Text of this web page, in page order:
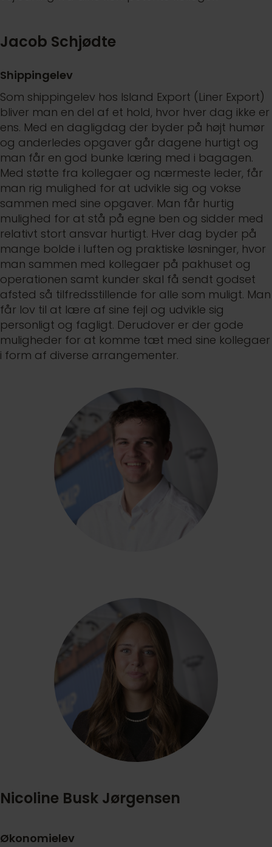
Jacob Schjødte
Shippingelev
Som shippingelev hos Island Export (Liner Export)
bliver man en del af et hold, hvor hver dag ikke er
ens. Med en dagligdag der byder på højt humør
og anderledes opgaver går dagene hurtigt og
man får en god bunke læring med i bagagen.
Med støtte fra kollegaer og nærmeste leder, får
man rig mulighed for at udvikle sig og vokse
sammen med sine opgaver. Man får hurtig
mulighed for at stå på egne ben og sidder med
relativt stort ansvar hurtigt. Hver dag byder på
mange bolde i luften og praktiske løsninger, hvor
man sammen med kollegaer på pakhuset og
operationen samt kunder skal få sendt godset
afsted så tilfredsstillende for alle som muligt. Man
får lov til at lære af sine fejl og udvikle sig
personligt og fagligt. Derudover er der gode
muligheder for at komme tæt med sine kollegaer
i form af diverse arrangementer.
Nicoline Busk Jørgensen
Økonomielev